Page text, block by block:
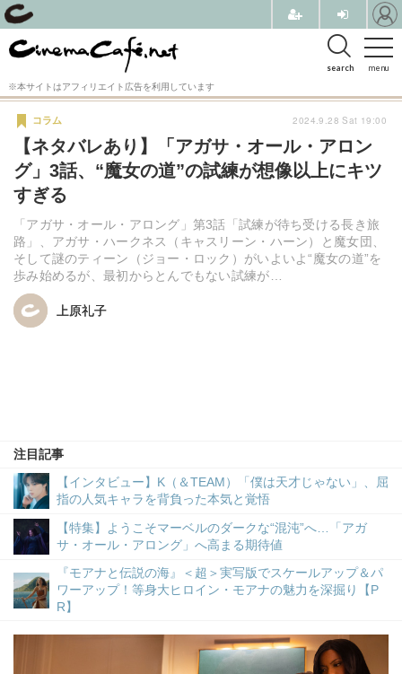
menu
search
※本サイトはアフィリエイト広告を利用しています
【ネタバレあり】「アガサ・オール・アロン
グ」3話、“魔女の道”の試練が想像以上にキツ
すぎる
「アガサ・オール・アロング」第3話「試練が待ち受ける長き旅
路」、アガサ・ハークネス（キャスリーン・ハーン）と魔女団、
そして謎のティーン（ジョー・ロック）がいよいよ“魔女の道”を
歩み始めるが、最初からとんでもない試練が…
コラム
上原礼子
上原礼子
注目記事
【インタビュー】K（＆TEAM）「僕は天才じゃない」、屈
指の人気キャラを背負った本気と覚悟
【特集】ようこそマーベルのダークな“混沌”へ…「アガ
サ・オール・アロング」へ高まる期待値
『モアナと伝説の海』＜超＞実写版でスケールアップ＆パ
ワーアップ！等身大ヒロイン・モアナの魅力を深掘り【P
R】
2024.9.28 Sat 19:00